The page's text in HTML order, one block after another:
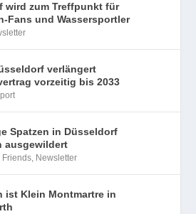
wird zum Treffpunkt für
Fans und Wassersportler
verlängert
vorzeitig bis 2033
Spatzen in Düsseldorf
ausgewildert
Friends, Newsletter
ist Klein Montmartre in